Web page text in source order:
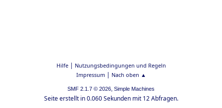
Hilfe| Nutzungsbedingungen und Regeln
Impressum| Nach oben ▲
SMF 2.1.7 © 2026, Simple Machines
Seite erstellt in 0.060 Sekunden mit 12 Abfragen.